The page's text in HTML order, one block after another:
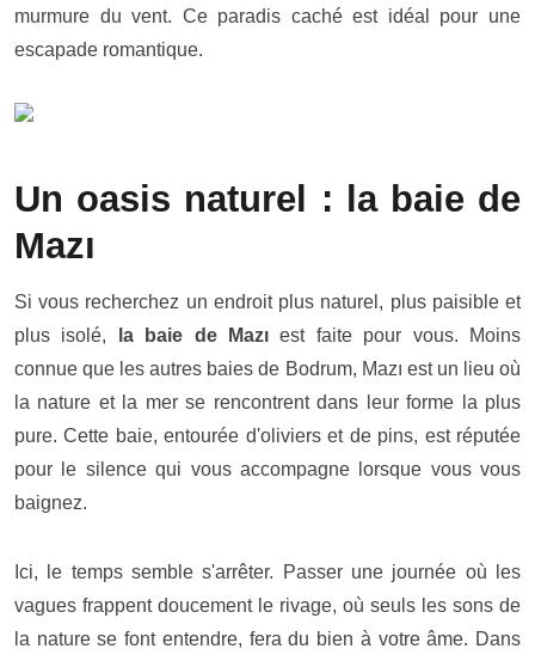
murmure du vent. Ce paradis caché est idéal pour une
escapade romantique.
Un oasis naturel : la baie de
Mazı
Si vous recherchez un endroit plus naturel, plus paisible et
plus isolé,
la baie de Mazı est faite pour vous. Moins
connue que les autres baies de Bodrum, Mazı est un lieu où
la nature et la mer se rencontrent dans leur forme la plus
pure. Cette baie, entourée d'oliviers et de pins, est réputée
pour le silence qui vous accompagne lorsque vous vous
baignez.
Ici, le temps semble s'arrêter. Passer une journée où les
vagues frappent doucement le rivage, où seuls les sons de
la nature se font entendre, fera du bien à votre âme. Dans